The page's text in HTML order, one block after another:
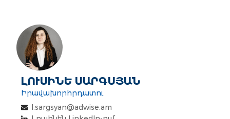
ԼՈՒՍԻՆԵ ՍԱՐԳՍՅԱՆ
Իրավախորհրդատու
l.sargsyan@adwise.am